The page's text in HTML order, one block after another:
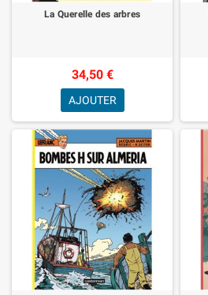
La Querelle des arbres
34,50 €
AJOUTER